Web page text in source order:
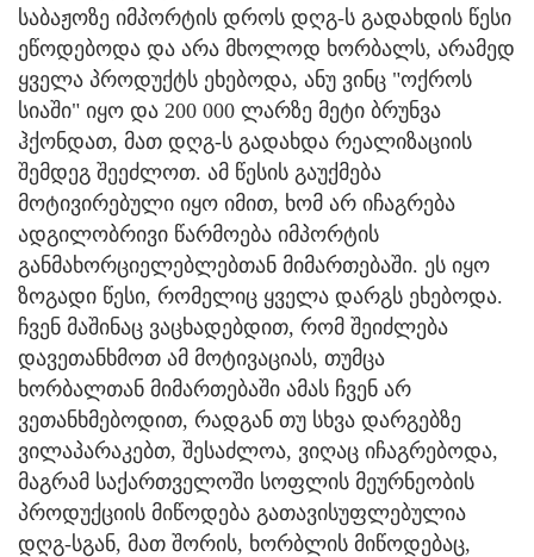
საბაჟოზე იმპორტის დროს დღგ-ს გადახდის წესი
ეწოდებოდა და არა მხოლოდ ხორბალს, არამედ
ყველა პროდუქტს ეხებოდა, ანუ ვინც "ოქროს
სიაში" იყო და 200 000 ლარზე მეტი ბრუნვა
ჰქონდათ, მათ დღგ-ს გადახდა რეალიზაციის
შემდეგ შეეძლოთ. ამ წესის გაუქმება
მოტივირებული იყო იმით, ხომ არ იჩაგრება
ადგილობრივი წარმოება იმპორტის
განმახორციელებლებთან მიმართებაში. ეს იყო
ზოგადი წესი, რომელიც ყველა დარგს ეხებოდა.
ჩვენ მაშინაც ვაცხადებდით, რომ შეიძლება
დავეთანხმოთ ამ მოტივაციას, თუმცა
ხორბალთან მიმართებაში ამას ჩვენ არ
ვეთანხმებოდით, რადგან თუ სხვა დარგებზე
ვილაპარაკებთ, შესაძლოა, ვიღაც იჩაგრებოდა,
მაგრამ საქართველოში სოფლის მეურნეობის
პროდუქციის მიწოდება გათავისუფლებულია
დღგ-სგან, მათ შორის, ხორბლის მიწოდებაც,